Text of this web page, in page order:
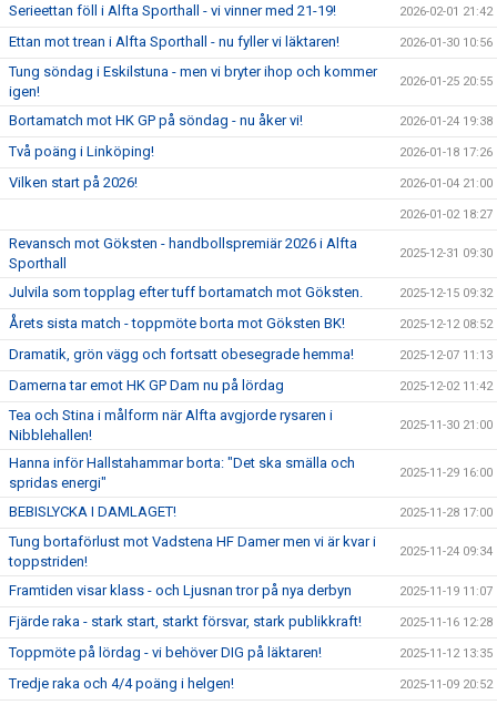
Serieettan föll i Alfta Sporthall - vi vinner med 21-19! 2026-02-01 21:42
Ettan mot trean i Alfta Sporthall - nu fyller vi läktaren! 2026-01-30 10:56
Tung söndag i Eskilstuna - men vi bryter ihop och kommer
igen!
2026-01-25 20:55
Bortamatch mot HK GP på söndag - nu åker vi! 2026-01-24 19:38
Två poäng i Linköping! 2026-01-18 17:26
Vilken start på 2026! 2026-01-04 21:00
2026-01-02 18:27
Revansch mot Göksten - handbollspremiär 2026 i Alfta
Sporthall
2025-12-31 09:30
Julvila som topplag efter tuff bortamatch mot Göksten. 2025-12-15 09:32
Årets sista match - toppmöte borta mot Göksten BK! 2025-12-12 08:52
Dramatik, grön vägg och fortsatt obesegrade hemma! 2025-12-07 11:13
Damerna tar emot HK GP Dam nu på lördag 2025-12-02 11:42
Tea och Stina i målform när Alfta avgjorde rysaren i
Nibblehallen!
2025-11-30 21:00
Hanna inför Hallstahammar borta: "Det ska smälla och
spridas energi"
2025-11-29 16:00
BEBISLYCKA I DAMLAGET! 2025-11-28 17:00
Tung bortaförlust mot Vadstena HF Damer men vi är kvar i
toppstriden!
2025-11-24 09:34
Framtiden visar klass - och Ljusnan tror på nya derbyn 2025-11-19 11:07
Fjärde raka - stark start, starkt försvar, stark publikkraft! 2025-11-16 12:28
Toppmöte på lördag - vi behöver DIG på läktaren! 2025-11-12 13:35
Tredje raka och 4/4 poäng i helgen! 2025-11-09 20:52